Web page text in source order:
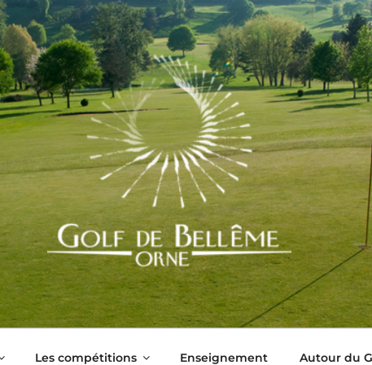
Les compétitions Enseignement Autour du